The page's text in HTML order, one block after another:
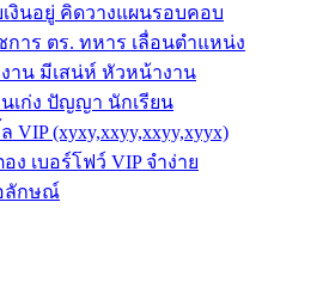
เงินอยู่ คิดวางแผนรอบคอบ
ชการ ตร. ทหาร เลื่อนตำแหน่ง
งาน มีเสน่ห์ หัวหน้างาน
นเก่ง ปัญญา นักเรียน
VIP (xyxy,xxyy,xxyy,xyyx)
ง เบอร์โฟว์ VIP จำง่าย
ลักษณ์